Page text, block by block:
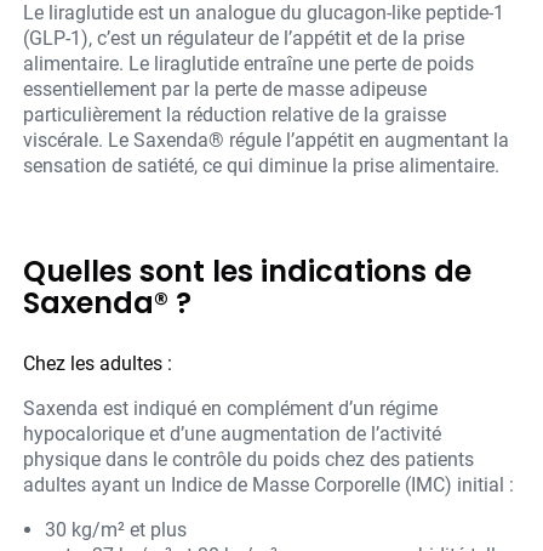
Le liraglutide est un analogue du glucagon-like peptide-1
(GLP-1), c’est un régulateur de l’appétit et de la prise
alimentaire. Le liraglutide entraîne une perte de poids
essentiellement par la perte de masse adipeuse
particulièrement la réduction relative de la graisse
viscérale. Le Saxenda® régule l’appétit en augmentant la
sensation de satiété, ce qui diminue la prise alimentaire.
Quelles sont les indications de
Saxenda® ?
Chez les adultes :
Saxenda est indiqué en complément d’un régime
hypocalorique et d’une augmentation de l’activité
physique dans le contrôle du poids chez des patients
adultes ayant un Indice de Masse Corporelle (IMC) initial :
30 kg/m² et plus